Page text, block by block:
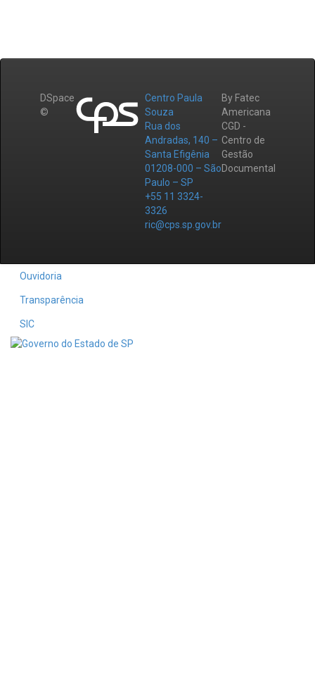
DSpace
©
Centro Paula
Souza
Rua dos
Andradas, 140 –
Santa Efigênia
01208-000 – São
Paulo – SP
+55 11 3324-
3326
ric@cps.sp.gov.br
By Fatec
Americana
CGD -
Centro de
Gestão
Documental
Ouvidoria
Transparência
SIC